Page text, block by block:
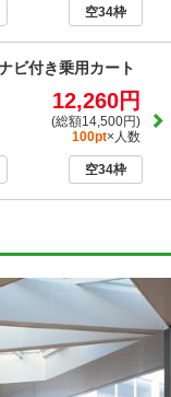
空34枠
ビ付き乗用カート
12,260円
(総額14,500円)
100pt×人数
空34枠